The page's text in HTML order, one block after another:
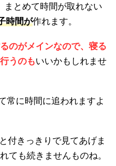
まとめて時間が取れない
時間が作れます。
のがメインなので、寝る
うのもいいかもしれませ
常に時間に追われますよ
付きっきりで見てあげま
ても続きませんものね。